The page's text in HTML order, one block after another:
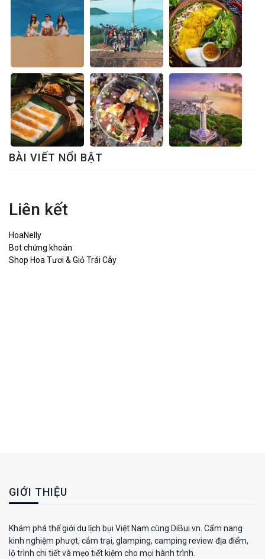
BÀI VIẾT NỔI BẬT
Liên kết
HoaNelly
Bot chứng khoán
Shop Hoa Tươi & Giỏ Trái Cây
GIỚI THIỆU
Khám phá thế giới du lịch bụi Việt Nam cùng DiBui.vn. Cẩm nang
kinh nghiệm phượt, cắm trại, glamping, camping review địa điểm,
lộ trình chi tiết và mẹo tiết kiệm cho mọi hành trình.